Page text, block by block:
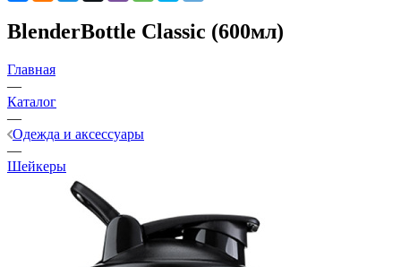
BlenderBottle Classic (600мл)
Главная
—
Каталог
—
Одежда и аксессуары
—
Шейкеры